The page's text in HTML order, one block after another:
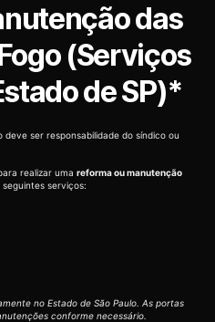
das
(Serviços
de SP)*
ser responsabilidade do síndico ou
realizar uma reforma ou manutenção
seguintes serviços:
no Estado de São Paulo. As portas
conforme necessário.